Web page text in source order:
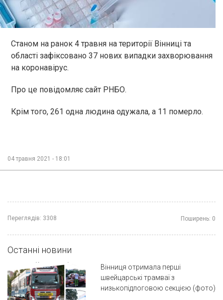
Станом на ранок 4 травня на території Вінниці та
області зафіксовано 37 нових випадки захворювання
на коронавірус.
Про це повідомляє сайт РНБО.
Крім того, 261 одна людина одужала, а 11 померло.
04 травня 2021 - 18:01
Переглядів: 3308 Поширень: 0
Останні новини
Вінниця отримала перші
швейцарські трамваї з
низькопідлоговою секцією (фото)